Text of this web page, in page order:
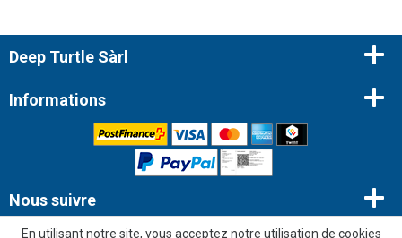
Deep Turtle Sàrl
Informations
Nous suivre
En utilisant notre site, vous acceptez notre utilisation de cookies